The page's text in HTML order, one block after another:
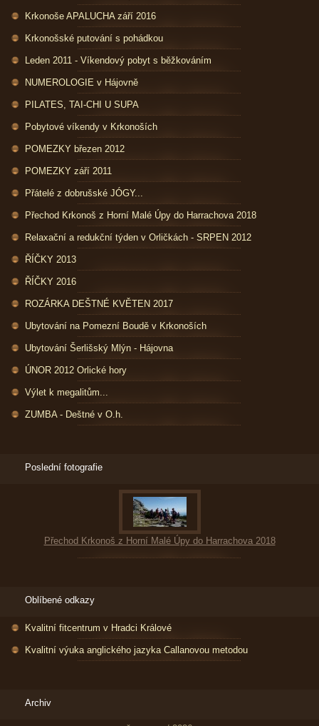
Krkonoše APALUCHA září 2016
Krkonošské putování s pohádkou
Leden 2011 - Víkendový pobyt s běžkováním
NUMEROLOGIE v Hájovně
PILATES, TAI-CHI U SUPA
Pobytové víkendy v Krkonoších
POMEZKY březen 2012
POMEZKY září 2011
Přátelé z dobrušské JÓGY...
Přechod Krkonoš z Horní Malé Úpy do Harrachova 2018
Relaxační a redukční týden v Orličkách - SRPEN 2012
ŘÍČKY 2013
ŘÍČKY 2016
ROZÁRKA DEŠTNÉ KVĚTEN 2017
Ubytování na Pomezní Boudě v Krkonoších
Ubytování Šerlišský Mlýn - Hájovna
ÚNOR 2012 Orlické hory
Výlet k megalitům...
ZUMBA - Deštné v O.h.
Poslední fotografie
Přechod Krkonoš z Horní Malé Úpy do Harrachova 2018
Oblíbené odkazy
Kvalitní fitcentrum v Hradci Králové
Kvalitní výuka anglického jazyka Callanovou metodou
Archiv